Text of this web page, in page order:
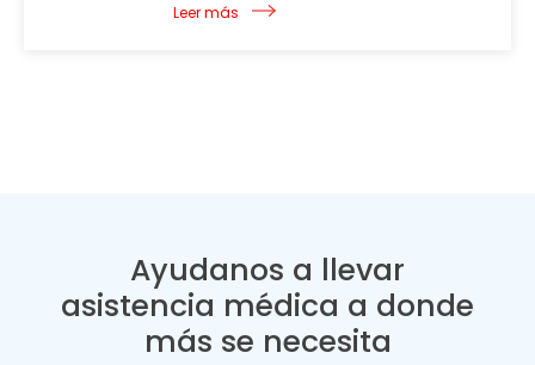
Leer más
Ayudanos a llevar
asistencia médica a donde
más se necesita